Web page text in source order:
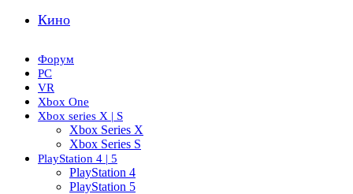
Кино
Форум
PC
VR
Xbox One
Xbox series X | S
Xbox Series X
Xbox Series S
PlayStation 4 | 5
PlayStation 4
PlayStation 5